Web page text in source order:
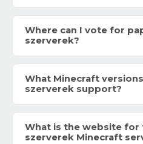
Where can I vote for
szerverek?
What Minecraft
szerverek support?
What is the website for
szerverek Minecraft